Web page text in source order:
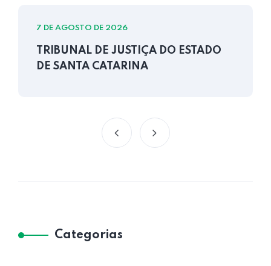
7 DE AGOSTO DE 2026
TRIBUNAL DE JUSTIÇA DO ESTADO
DE SANTA CATARINA
Categorias